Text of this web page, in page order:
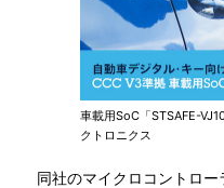
車載用SoC「STSAFE-
クトロニクス
同社のマイクロコントロー